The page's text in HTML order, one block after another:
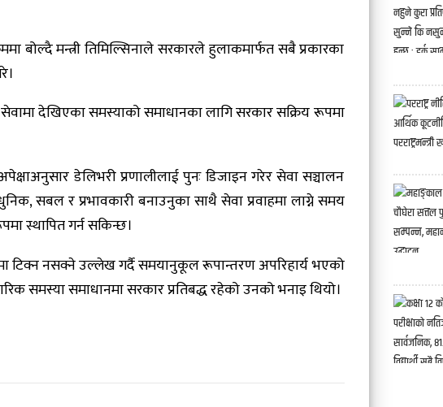
बोल्दै मन्त्री तिमिल्सिनाले सरकारले हुलाकमार्फत सबै प्रकारका
देखिएका समस्याको समाधानका लागि सरकार सक्रिय रूपमा
डेलिभरी प्रणालीलाई पुनः डिजाइन गरेर सेवा सञ्चालन
सबल र प्रभावकारी बनाउनुका साथै सेवा प्रवाहमा लाग्ने समय
स्थापित गर्न सकिन्छ।
टिक्न नसक्ने उल्लेख गर्दै समयानुकूल रूपान्तरण अपरिहार्य भएको
समस्या समाधानमा सरकार प्रतिबद्ध रहेको उनको भनाइ थियो।